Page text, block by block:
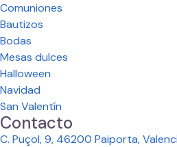
Comuniones
Bautizos
Bodas
Mesas dulces
Halloween
Navidad
San Valentín
Contacto
C. Puçol, 9, 46200 Paiporta,